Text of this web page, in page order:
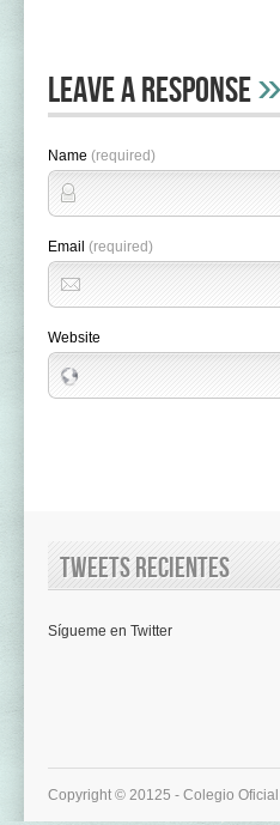
Leave A Response»
Name (required)
Email (required)
Website
Tweets recientes
Sígueme en Twitter
Copyright © 20125 - Colegio